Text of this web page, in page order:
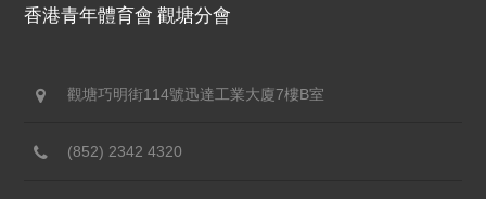
香港青年體育會 觀塘分會
觀塘巧明街114號迅達工業大廈7樓B室
(852) 2342 4320